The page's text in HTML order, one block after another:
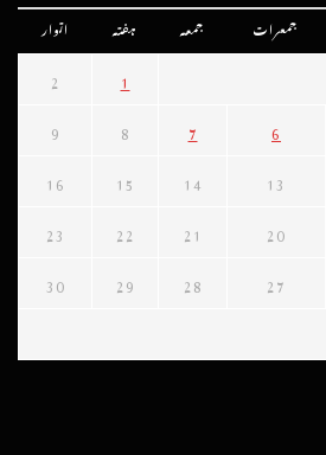
جمعرات جمعہ ہفتہ اتوار
1
2
6
7
8
9
13
14
15
16
20
21
22
23
27
28
29
30